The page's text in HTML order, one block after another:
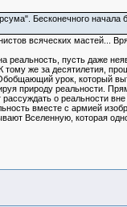
Бесконечного начала
всяческих мастей...
реальность, пусть даже
тому же за десятилетия,
урок, который
природу реальности.
о реальности
вместе с армией
Вселенную, которая